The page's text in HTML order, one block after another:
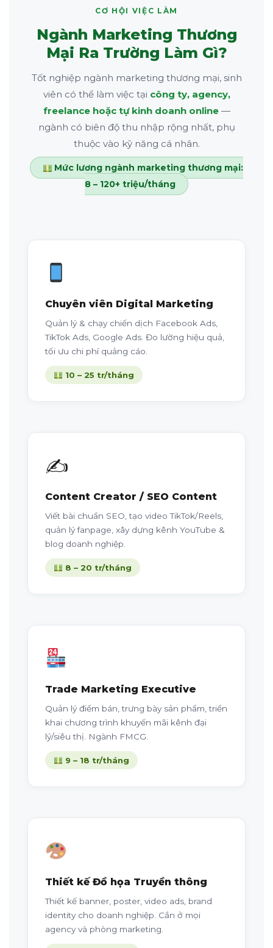
CƠ HỘI VIỆC LÀM
Ngành Marketing Thương
Mại Ra Trường Làm Gì?
Tốt nghiệp ngành marketing thương mại, sinh
viên có thể làm việc tại công ty, agency,
freelance hoặc tự kinh doanh online—
ngành có biên độ thu nhập rộng nhất, phụ
thuộc vào kỹ năng cá nhân.
Mức lương ngành marketing thương mại:
8 – 120+ triệu/tháng
Chuyên viên Digital Marketing
Quản lý & chạy chiến dịch Facebook Ads,
TikTok Ads, Google Ads. Đo lường hiệu quả,
tối ưu chi phí quảng cáo.
10 – 25 tr/tháng
✍️
Content Creator / SEO Content
Viết bài chuẩn SEO, tạo video TikTok/Reels,
quản lý fanpage, xây dựng kênh YouTube &
blog doanh nghiệp.
8 – 20 tr/tháng
Trade Marketing Executive
Quản lý điểm bán, trưng bày sản phẩm, triển
khai chương trình khuyến mãi kênh đại
lý/siêu thị. Ngành FMCG.
9 – 18 tr/tháng
Thiết kế Đồ họa Truyền thông
Thiết kế banner, poster, video ads, brand
identity cho doanh nghiệp. Cần ở mọi
agency và phòng marketing.